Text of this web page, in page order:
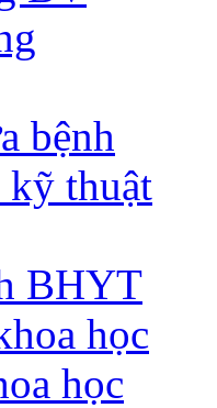
bệnh
kỹ thuật
BHYT
học
học